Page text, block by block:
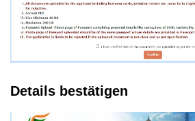
Details bestätigen